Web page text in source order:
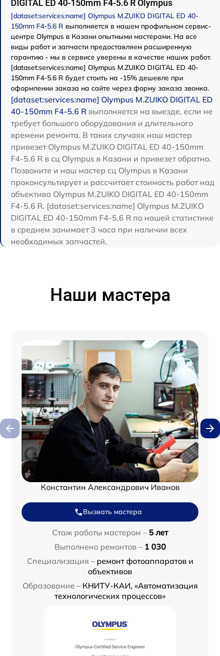
DIGITAL ED 40-150mm F4-5.6 R Olympus
[dataset:services:name] Olympus M.ZUIKO DIGITAL ED 40-
150mm F4-5.6 R выполняется в нашем профильном сервис-
центре Olympus в Казани опытными мастерами. На все
виды работ и запчасти предоставляем расширенную
гарантию - мы в сервисе уверены в качестве наших работ.
[dataset:services:name] Olympus M.ZUIKO DIGITAL ED 40-
150mm F4-5.6 R будет стоить на -15% дешевле при
оформлении заказа на сайте через форму заказа звонка.
[dataset:services:name] Olympus M.ZUIKO DIGITAL ED
40-150mm F4-5.6 R выполняется на выезде, если не
требует большого оборудования и длительного
времени ремонта. В таких случаях наш мастер
привезет Olympus M.ZUIKO DIGITAL ED 40-150mm
F4-5.6 R в сц Olympus в Казани и привезет обратно.
Позвоните и наш мастер сц Olympus в Казани
проконсультирует и рассчитает стоимость работ над
объектива Olympus M.ZUIKO DIGITAL ED 40-150mm
F4-5.6 R. [dataset:services:name] Olympus M.ZUIKO
DIGITAL ED 40-150mm F4-5.6 R по нашей статистике
в среднем занимает 3 часа при наличии всех
необходимых запчастей.
Наши мастера
Константин Александрович Иванов
Вызвать мастера
Стаж работы мастером – 5 лет
Выполнено ремонтов – 1 030
Специализация – ремонт фотоаппаратов и
объективов
Образование – КНИТУ-КАИ, «Автоматизация
технологических процессов»